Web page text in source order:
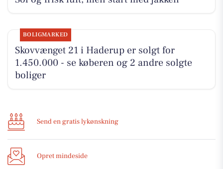
BOLIGMARKED
Skovvænget 21 i Haderup er solgt for
1.450.000 - se køberen og 2 andre solgte
boliger
Send en gratis lykønskning
Opret mindeside